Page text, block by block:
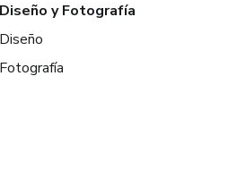
Diseño y Fotografía
Diseño
Fotografía